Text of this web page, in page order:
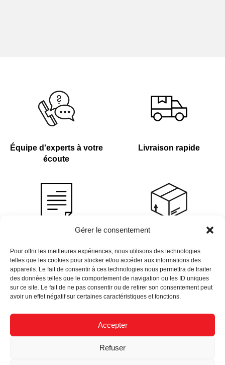
Gérer le consentement
Pour offrir les meilleures expériences, nous utilisons des technologies
telles que les cookies pour stocker et/ou accéder aux informations des
appareils. Le fait de consentir à ces technologies nous permettra de traiter
des données telles que le comportement de navigation ou les ID uniques
sur ce site. Le fait de ne pas consentir ou de retirer son consentement peut
avoir un effet négatif sur certaines caractéristiques et fonctions.
Accepter
Refuser
Équipe d'experts à votre
écoute
Livraison rapide
en stock